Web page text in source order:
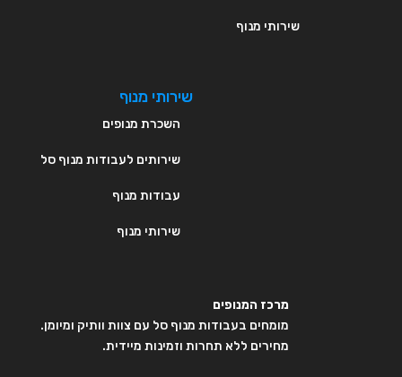
שירותי מנוף
שירותי מנוף
השכרת מנופים
שירותים לעבודות מנוף סל
עבודות מנוף
שירותי מנוף
מרכז המנופים
מומחים בעבודות מנוף סל עם צוות וותיק ומיומן.
מחירים ללא תחרות וזמינות מיידית.